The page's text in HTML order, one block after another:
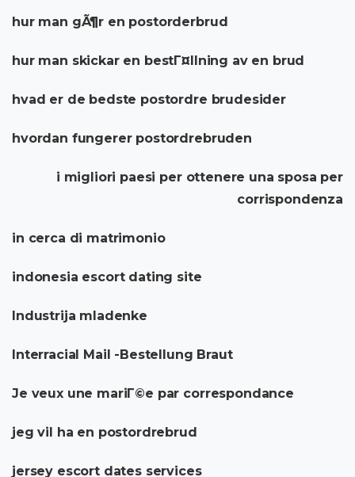
hur man gÃ¶r en postorderbrud
hur man skickar en bestГ¤llning av en brud
hvad er de bedste postordre brudesider
hvordan fungerer postordrebruden
i migliori paesi per ottenere una sposa per
corrispondenza
in cerca di matrimonio
indonesia escort dating site
Industrija mladenke
Interracial Mail -Bestellung Braut
Je veux une mariГ©e par correspondance
jeg vil ha en postordrebrud
jersey escort dates services